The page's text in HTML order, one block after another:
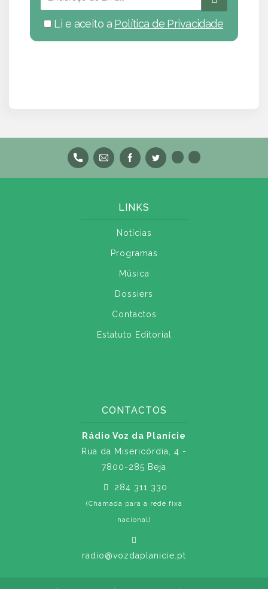
Li e aceito a Política de Privacidade
LINKS
Notícias
Programas
Música
Dossiers
Contactos
Estatuto Editorial
CONTACTOS
Rádio Voz da Planície
Rua da Misericórdia, 4 -
7800-285 Beja
284 311 330
(Chamada para a rede fixa
nacional)
radio@vozdaplanicie.pt